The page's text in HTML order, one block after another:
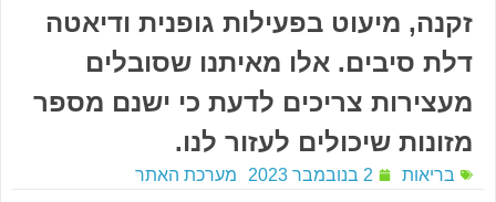
זקנה, מיעוט בפעילות גופנית ודיאטה
דלת סיבים. אלו מאיתנו שסובלים
מעצירות צריכים לדעת כי ישנם מספר
מזונות שיכולים לעזור לנו.
בריאות 2 בנובמבר 2023 מערכת האתר